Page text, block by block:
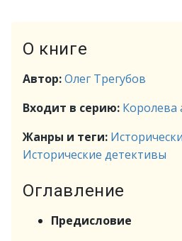
О книге
Автор:Олег Трегубов
Входит в серию: Королева
Жанры и теги:
Исторические детективы
Оглавление
Предисловие